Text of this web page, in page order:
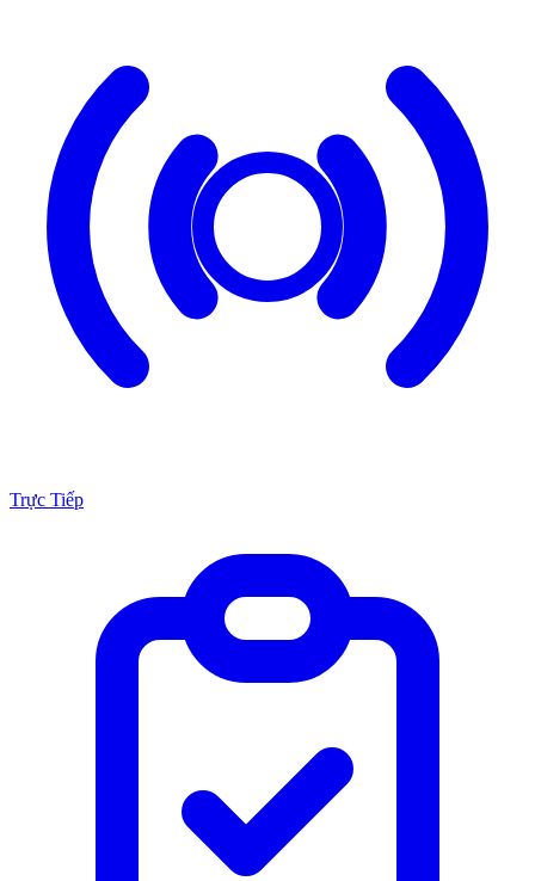
Trực Tiếp